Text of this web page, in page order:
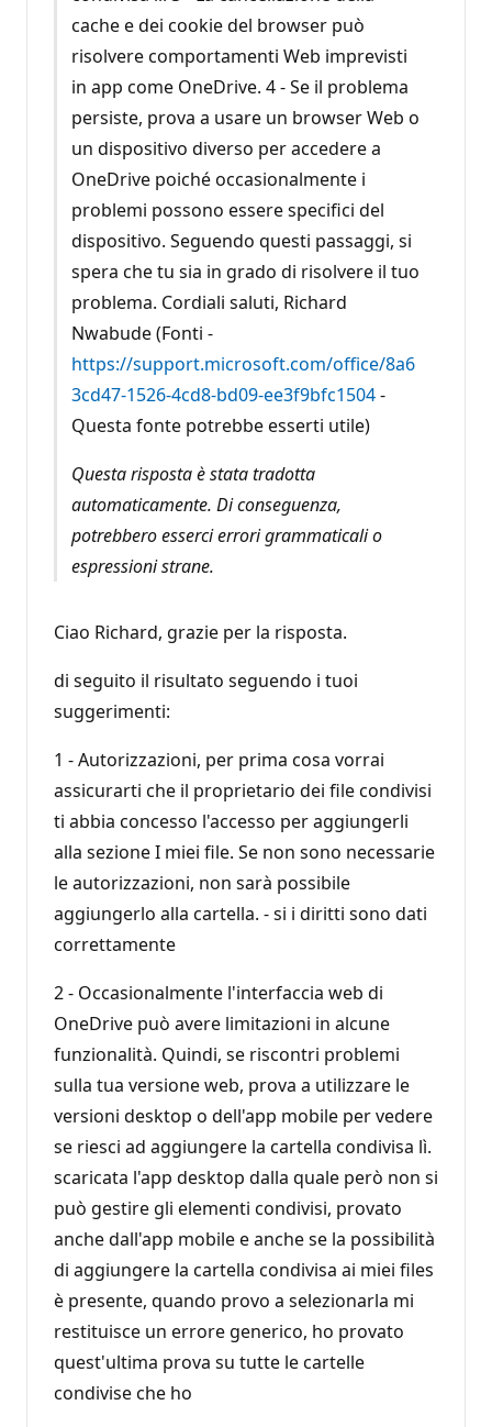
cache e dei cookie del browser può
risolvere comportamenti Web imprevisti
in app come OneDrive. 4 - Se il problema
persiste, prova a usare un browser Web o
un dispositivo diverso per accedere a
OneDrive poiché occasionalmente i
problemi possono essere specifici del
dispositivo. Seguendo questi passaggi, si
spera che tu sia in grado di risolvere il tuo
problema. Cordiali saluti, Richard
Nwabude (Fonti -
https://support.microsoft.com/office/8a6
3cd47-1526-4cd8-bd09-ee3f9bfc1504-
Questa fonte potrebbe esserti utile)
Questa risposta è stata tradotta
automaticamente. Di conseguenza,
potrebbero esserci errori grammaticali o
espressioni strane.
Ciao Richard, grazie per la risposta.
di seguito il risultato seguendo i tuoi
suggerimenti:
1 - Autorizzazioni, per prima cosa vorrai
assicurarti che il proprietario dei file condivisi
ti abbia concesso l'accesso per aggiungerli
alla sezione I miei file. Se non sono necessarie
le autorizzazioni, non sarà possibile
aggiungerlo alla cartella. - si i diritti sono dati
correttamente
2 - Occasionalmente l'interfaccia web di
OneDrive può avere limitazioni in alcune
funzionalità. Quindi, se riscontri problemi
sulla tua versione web, prova a utilizzare le
versioni desktop o dell'app mobile per vedere
se riesci ad aggiungere la cartella condivisa lì.
scaricata l'app desktop dalla quale però non si
può gestire gli elementi condivisi, provato
anche dall'app mobile e anche se la possibilità
di aggiungere la cartella condivisa ai miei files
è presente, quando provo a selezionarla mi
restituisce un errore generico, ho provato
quest'ultima prova su tutte le cartelle
condivise che ho